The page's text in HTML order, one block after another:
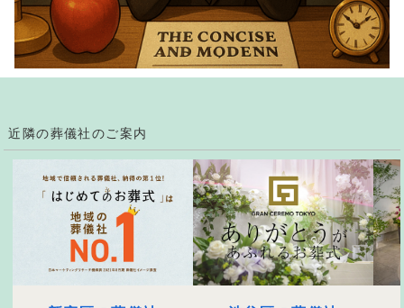
近隣の葬儀社のご案内